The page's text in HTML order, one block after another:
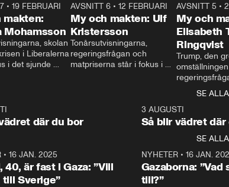
24:30
• 19 FEBRUARI
makten:
Mohamsson
skolan
i Liberalerna
i det sjunde
My
ställer
och
till svars.
27:30
AVSNITT 6 •12 FEBRUARI
My och makten: Ulf
Kristersson
Tonårsutvisningarna,
regeringsfrågan och
matpriserna står i fokus i
Rohwedder ställer
statsminister Ulf Kristersson
AVSNITT 5 •
My och
Elisabeth
Ringqvist
Trump, den
centrum i
avsnittet av
Makten”. Se
Aftonbladets
Rohwedder
Thand Ring
SE ALLA
där du bor
3 AUGUSTI
Så blir vädret där
SE ALLA
• 16 JAN. 2025
40, är fast i Gaza: ”Vill
Sverige”
NYHETER• 16 JAN.
Gazaborna:
till?”